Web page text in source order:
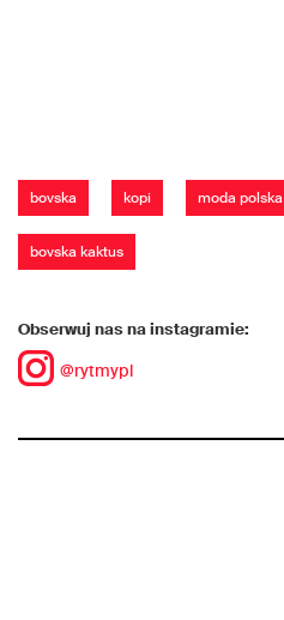
bovska kopi moda polska
bovska kaktus
Obserwuj nas na instagramie:
@rytmypl